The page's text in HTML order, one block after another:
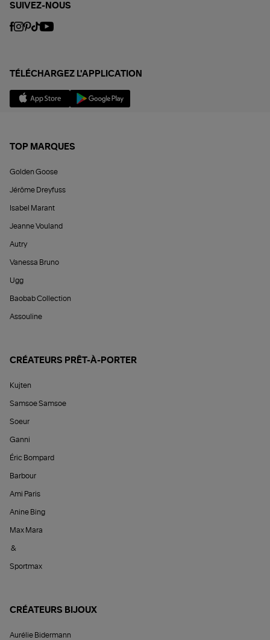
SUIVEZ-NOUS
TÉLÉCHARGEZ L'APPLICATION
TOP MARQUES
Golden Goose
Jérôme Dreyfuss
Isabel Marant
Jeanne Vouland
Autry
Vanessa Bruno
Ugg
Baobab Collection
Assouline
CRÉATEURS PRÊT-À-PORTER
Kujten
Samsoe Samsoe
Soeur
Ganni
Éric Bompard
Barbour
Ami Paris
Anine Bing
Max Mara
&
Sportmax
CRÉATEURS BIJOUX
Aurélie Bidermann